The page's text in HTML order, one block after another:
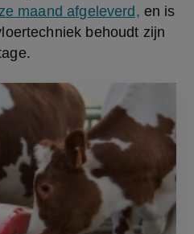
maand afgeleverd, en is
behoudt zijn